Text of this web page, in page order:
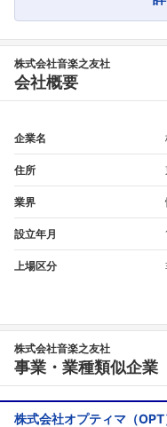
株式会社音楽之友社
会社概要
企業名
住所
業界
設立年月
上場区分
株式会社音楽之友社
事業・業種類似企業
株式会社オプティマ（OPT